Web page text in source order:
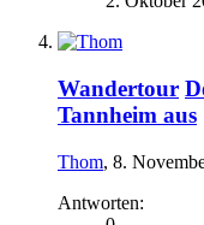
Wandertour
Tannheim aus
Thom, 8.
Antworten: